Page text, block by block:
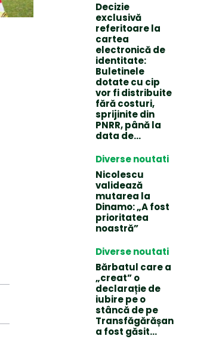
Decizie
exclusivă
referitoare la
cartea
electronică de
identitate:
Buletinele
dotate cu cip
vor fi distribuite
fără costuri,
sprijinite din
PNRR, până la
data de...
Diverse noutati
Nicolescu
validează
mutarea la
Dinamo: „A fost
prioritatea
noastră”
Diverse noutati
Bărbatul care a
„creat” o
declarație de
iubire pe o
stâncă de pe
Transfăgărășan
a fost găsit…